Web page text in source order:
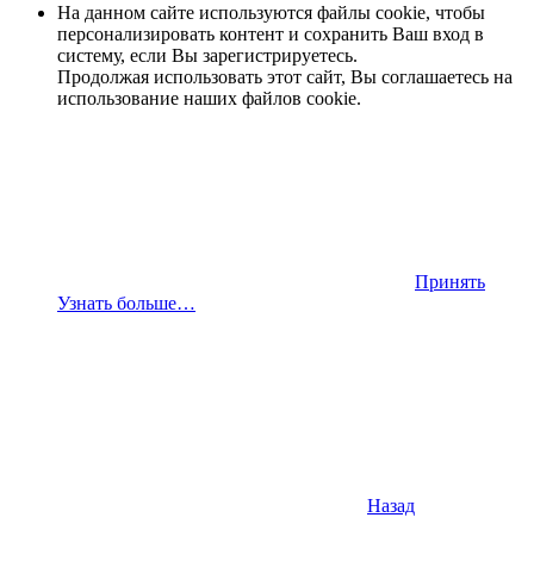
На данном сайте используются файлы cookie, чтобы
персонализировать контент и сохранить Ваш вход в
систему, если Вы зарегистрируетесь.
Продолжая использовать этот сайт, Вы соглашаетесь на
использование наших файлов cookie.
Принять
Узнать больше…
Назад